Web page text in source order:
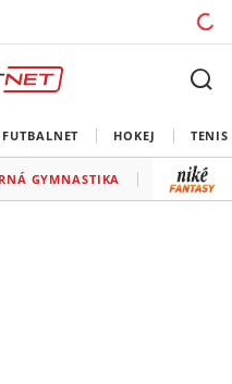
FUTBALNET HOKEJ TENIS
GYMNASTIKA MODERNÝ